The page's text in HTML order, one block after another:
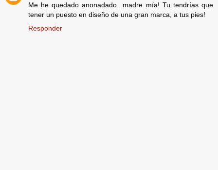
Me he quedado anonadado...madre mía! Tu tendrías que
tener un puesto en diseño de una gran marca, a tus pies!
Responder